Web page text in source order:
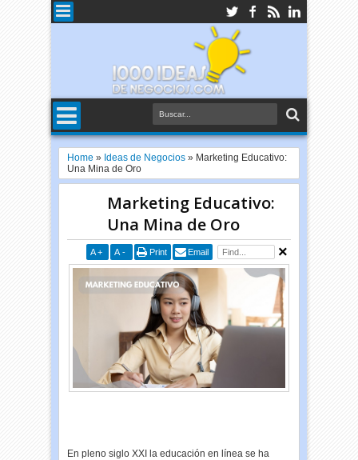
Home » Ideas de Negocios » Marketing Educativo:
Una Mina de Oro
Marketing Educativo:
Una Mina de Oro
A + A - Print Email
En pleno siglo XXI la educación en línea se ha